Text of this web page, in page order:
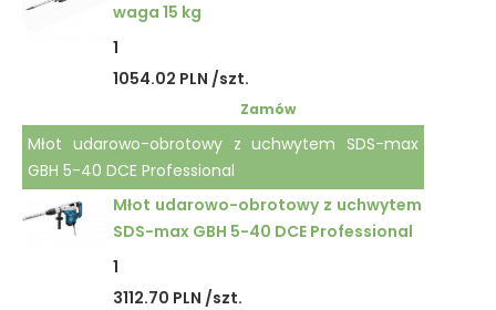
waga 15 kg
1
1054.02 PLN /szt.
Zamów
Młot udarowo-obrotowy z uchwytem SDS-max
GBH 5-40 DCE Professional
Młot udarowo-obrotowy z uchwytem
SDS-max GBH 5-40 DCE Professional
1
3112.70 PLN /szt.